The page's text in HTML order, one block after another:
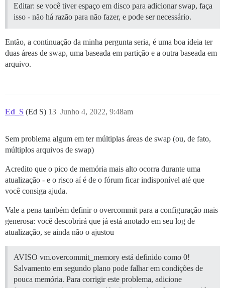
Editar: se você tiver espaço em disco para adicionar swap, faça
isso - não há razão para não fazer, e pode ser necessário.
Então, a continuação da minha pergunta seria, é uma boa ideia ter
duas áreas de swap, uma baseada em partição e a outra baseada em
arquivo.
Ed_S (Ed S) Junho 4, 2022, 9:48am
13
Sem problema algum em ter múltiplas áreas de swap (ou, de fato,
múltiplos arquivos de swap)
Acredito que o pico de memória mais alto ocorra durante uma
atualização - e o risco aí é de o fórum ficar indisponível até que
você consiga ajuda.
Vale a pena também definir o overcommit para a configuração mais
generosa: você descobrirá que já está anotado em seu log de
atualização, se ainda não o ajustou
AVISO vm.overcommit_memory está definido como 0!
Salvamento em segundo plano pode falhar em condições de
pouca memória. Para corrigir este problema, adicione